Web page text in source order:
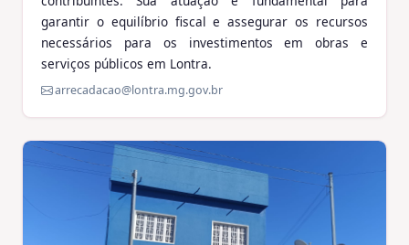
garantir o equilíbrio fiscal e assegurar os recursos
necessários para os investimentos em obras e
serviços públicos em Lontra.
arrecadacao@lontra.mg.gov.br